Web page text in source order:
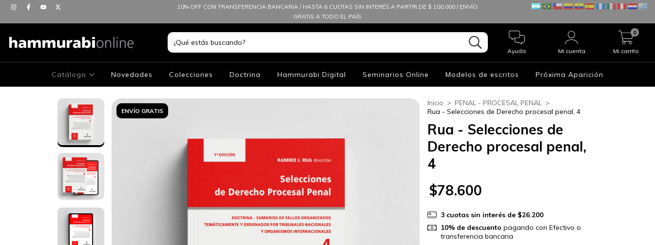
10% OFF CON TRANSFERENCIA BANCARIA / HASTA 6 CUOTAS SIN INTERÉS A PARTIR DE $ 100.000 / ENVÍO
GRATIS A TODO EL PAÍS
Ayuda Mi cuenta Mi carrito
0
Catálogo Novedades Colecciones Doctrina Hammurabi Digital Seminarios Online Modelos de escritos Próxima Aparición
ENVÍO GRATIS
Inicio > PENAL - PROCESAL PENAL
>
Rua - Selecciones de Derecho procesal penal, 4
Rua - Selecciones de
Derecho procesal penal,
4
$78.600
3 cuotas sin interés de $26.200
10% de descuento pagando con Efectivo o
transferencia bancaria